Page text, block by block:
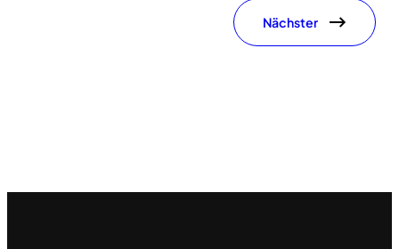
Nächster